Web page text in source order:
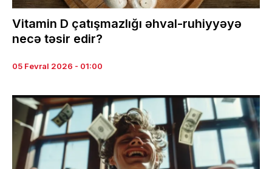
Vitamin D çatışmazlığı əhval-ruhiyyəyə
necə təsir edir?
05 Fevral 2026 - 01:00